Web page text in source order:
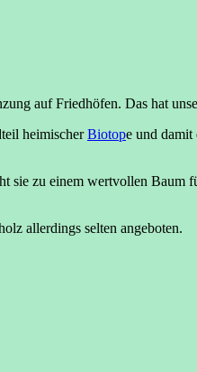
auf Friedhöfen. Das hat
heimischerBiotope und
sie zu einem wertvollen
allerdings selten angeboten.